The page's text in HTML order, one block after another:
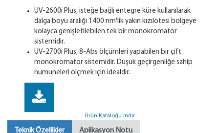
UV-2600i Plus, isteğe bağlı entegre küre kullanılarak
dalga boyu aralığı 1400 nm'lik yakın kızılötesi bölgeye
kolayca genişletilebilen tek bir monokromatör
sistemidir.
UV-2700i Plus, 8-Abs ölçümleri yapabilen bir çift
monokromatör sistemidir. Düşük geçirgenliğe sahip
numuneleri ölçmek için idealdir.
Ürün Kataloğu İndir
Teknik Özellikler Aplikasyon Notu